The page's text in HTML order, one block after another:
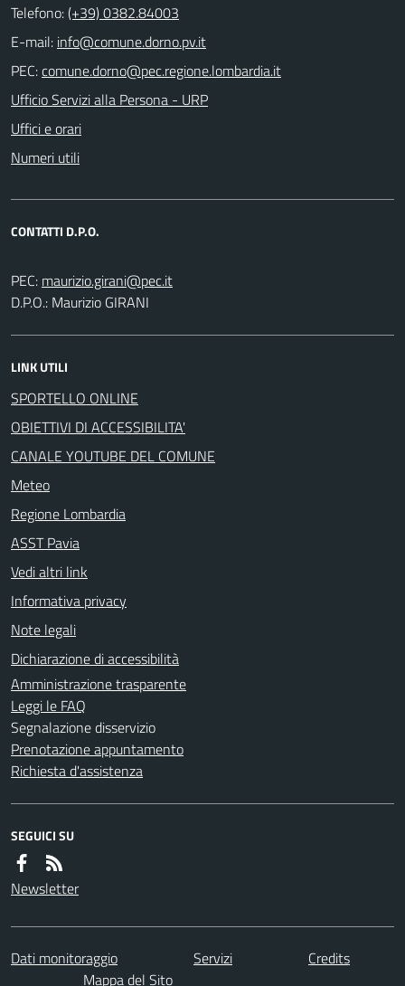
Telefono:(+39) 0382.84003
E-mail:
PEC:
Ufficio Servizi alla Persona - URP
Uffici e orari
Numeri utili
CONTATTI D.P.O.
PEC:
D.P.O.: Maurizio GIRANI
LINK UTILI
SPORTELLO ONLINE
OBIETTIVI DI ACCESSIBILITA'
CANALE YOUTUBE DEL COMUNE
Meteo
Regione Lombardia
ASST Pavia
Vedi altri link
Informativa privacy
Note legali
Dichiarazione di accessibilità
Amministrazione trasparente
Leggi le FAQ
Segnalazione disservizio
Prenotazione appuntamento
Richiesta d'assistenza
SEGUICI SU
Newsletter
Dati monitoraggio Servizi
Credits
Mappa del Sito